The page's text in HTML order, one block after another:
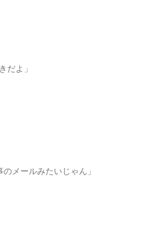
だよ」
メールみたいじゃん」